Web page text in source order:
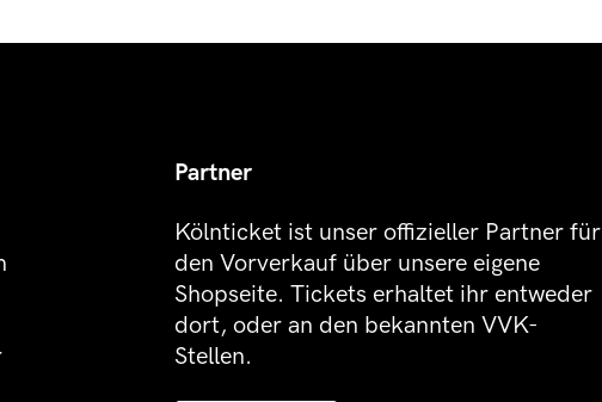
Partner
Kölnticket ist unser offizieller Partner für
den Vorverkauf über unsere eigene
Shopseite. Tickets erhaltet ihr entweder
dort, oder an den bekannten VVK-
Stellen.